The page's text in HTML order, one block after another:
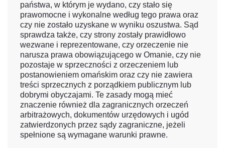
państwa, w którym je wydano, czy stało się
prawomocne i wykonalne według tego prawa oraz
czy nie zostało uzyskane w wyniku oszustwa. Sąd
sprawdza także, czy strony zostały prawidłowo
wezwane i reprezentowane, czy orzeczenie nie
narusza prawa obowiązującego w Omanie, czy nie
pozostaje w sprzeczności z orzeczeniem lub
postanowieniem omańskim oraz czy nie zawiera
treści sprzecznych z porządkiem publicznym lub
dobrymi obyczajami. Te zasady mogą mieć
znaczenie również dla zagranicznych orzeczeń
arbitrażowych, dokumentów urzędowych i ugód
zatwierdzonych przez sądy zagraniczne, jeżeli
spełnione są wymagane warunki prawne.